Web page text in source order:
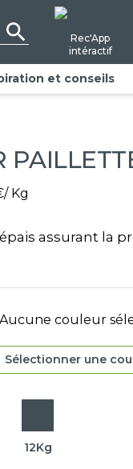
search
Rec'App
intéractif
et conseils
Kg
assurant la
Aucune couleur
Sélectionner une
12Kg